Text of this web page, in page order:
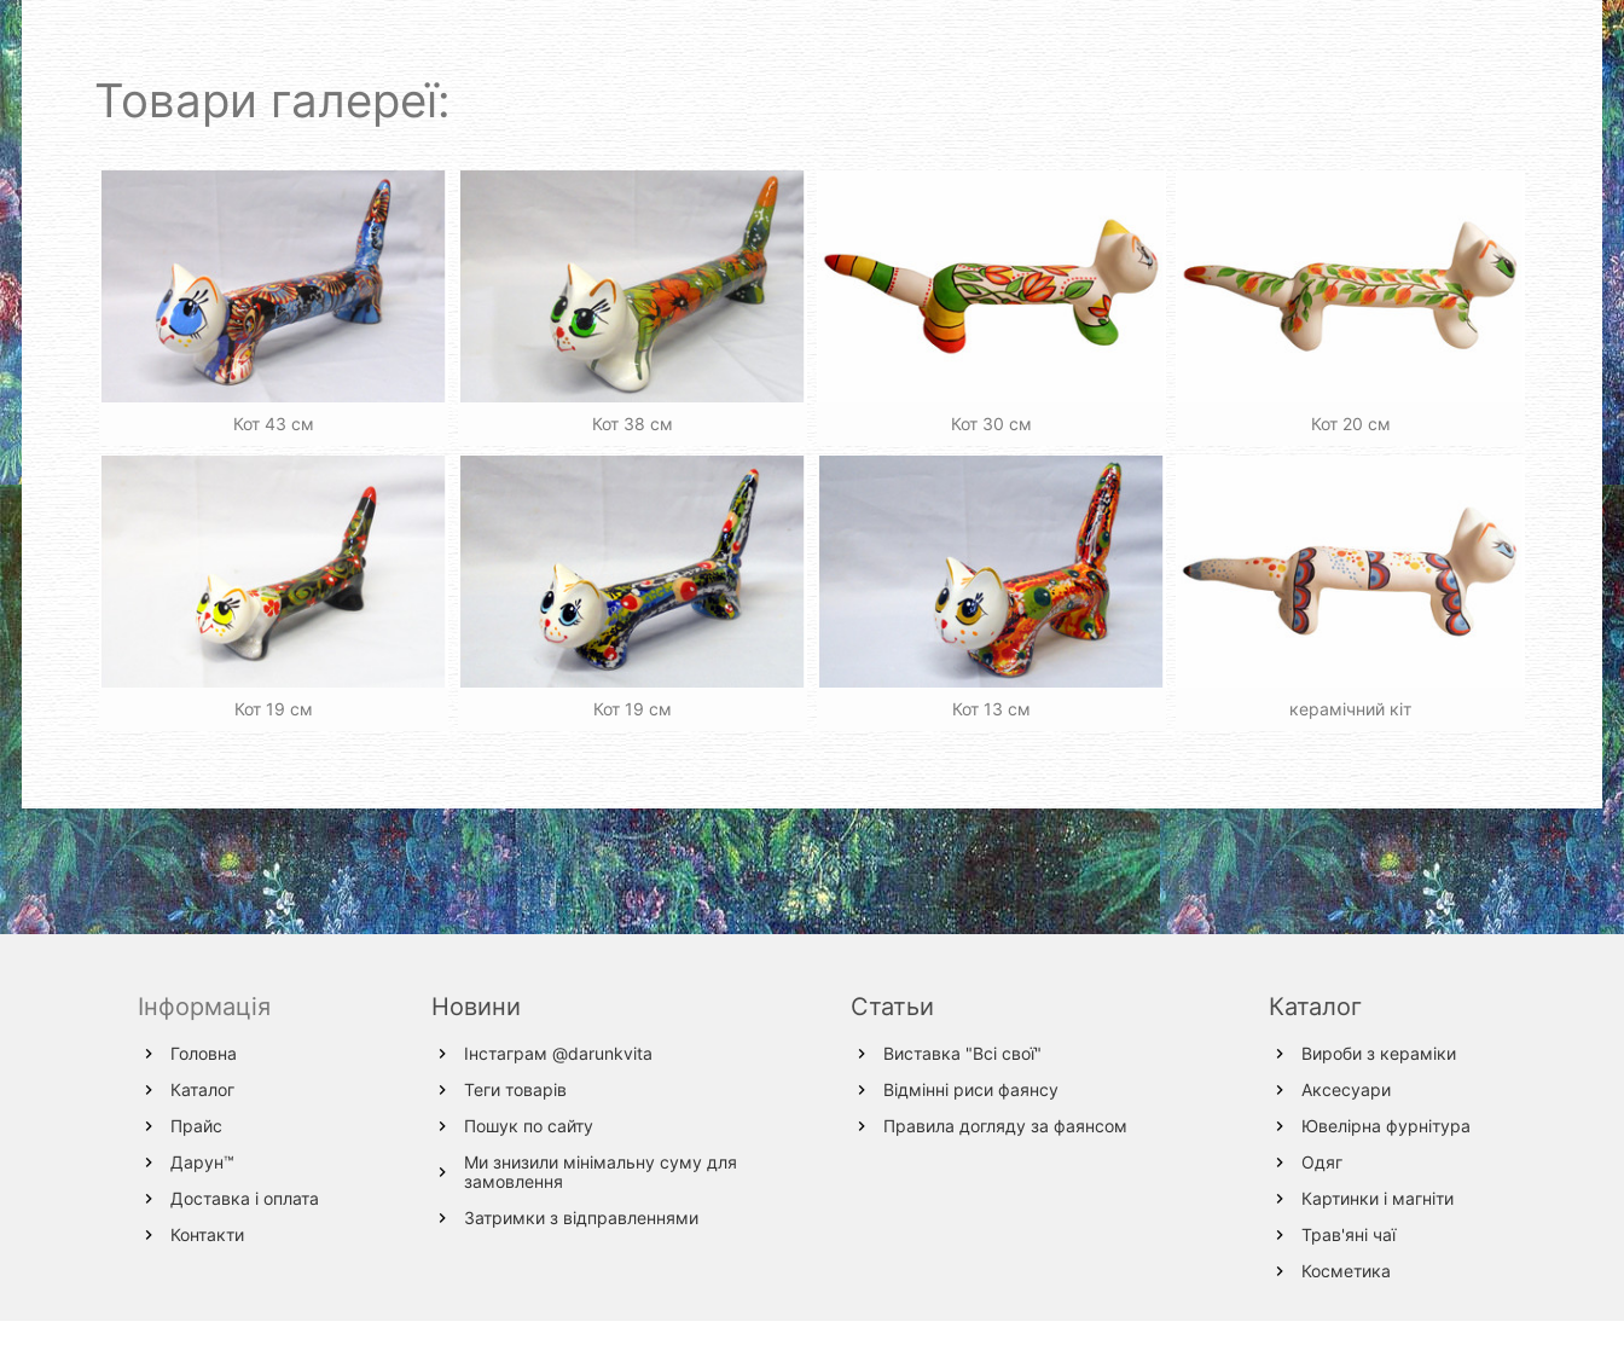
Товари галереї:
Кот 43 см Кот 38 см Кот 30 см Кот 20 см
Кот 19 см Кот 19 см Кот 13 см керамічний кіт
Інформація
Головна
Каталог
Прайс
Дарун™
Доставка і оплата
Контакти
Новини
Інстаграм @darunkvita
Теги товарів
Пошук по сайту
Ми знизили мінімальну суму для
замовлення
Затримки з відправленнями
Статьи
Виставка "Всі свої"
Відмінні риси фаянсу
Правила догляду за фаянсом
Каталог
Вироби з кераміки
Аксесуари
Ювелірна фурнітура
Одяг
Картинки і магніти
Трав'яні чаї
Косметика